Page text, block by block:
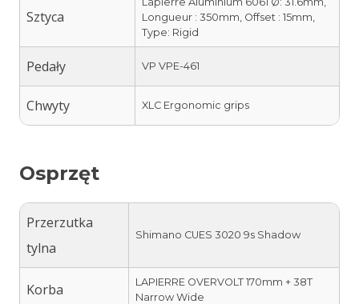
Sztyca
Longueur : 350mm, Offset : 15mm,
Type: Rigid
Pedały VP VPE-461
Chwyty XLC Ergonomic grips
Osprzęt
Przerzutka
tylna
Shimano CUES 3020 9s Shadow
Korba
LAPIERRE OVERVOLT 170mm + 38T
Narrow Wide